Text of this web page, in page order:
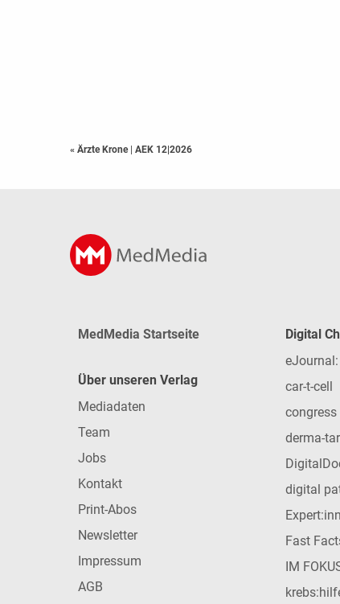
« Ärzte Krone AEK 12|2026
MedMedia Startseite
Über unseren Verlag
Mediadaten
Team
Jobs
Kontakt
Print-Abos
Newsletter
Impressum
AGB
Digital
car-t-cell
congress
derma-
digital
Fast
IM